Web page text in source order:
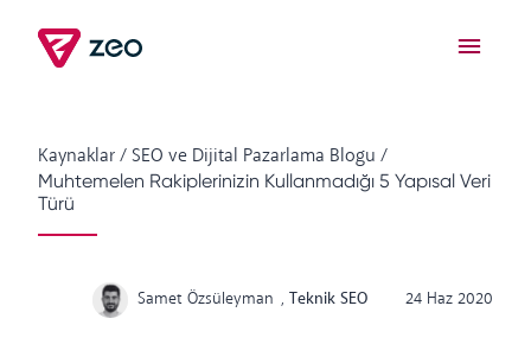
Kaynaklar/SEO ve Dijital Pazarlama Blogu /
Muhtemelen Rakiplerinizin Kullanmadığı 5 Yapısal Veri
Türü
Samet Özsüleyman , Teknik SEO 24 Haz 2020